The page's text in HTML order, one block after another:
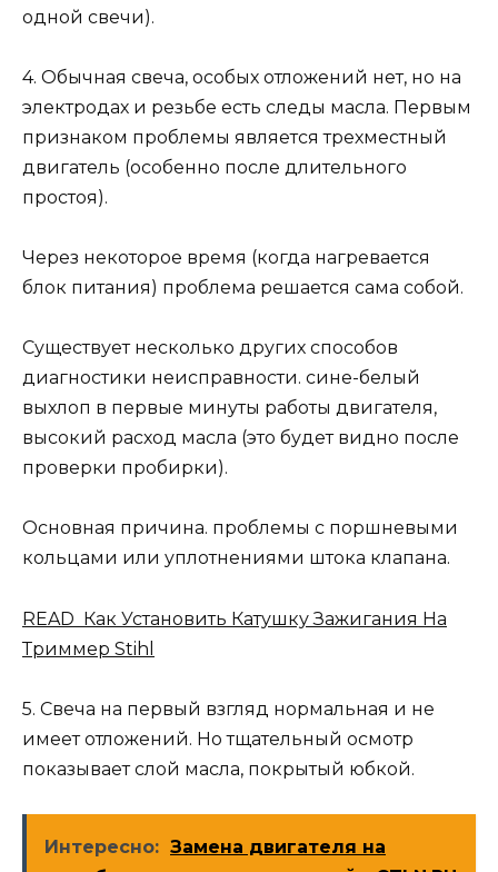
одной свечи).
4. Обычная свеча, особых отложений нет, но на
электродах и резьбе есть следы масла. Первым
признаком проблемы является трехместный
двигатель (особенно после длительного
простоя).
Через некоторое время (когда нагревается
блок питания) проблема решается сама собой.
Существует несколько других способов
диагностики неисправности. сине-белый
выхлоп в первые минуты работы двигателя,
высокий расход масла (это будет видно после
проверки пробирки).
Основная причина. проблемы с поршневыми
кольцами или уплотнениями штока клапана.
READ Как Установить Катушку Зажигания На
Триммер Stihl
5. Свеча на первый взгляд нормальная и не
имеет отложений. Но тщательный осмотр
показывает слой масла, покрытый юбкой.
Интересно: Замена двигателя на